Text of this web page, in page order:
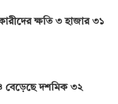
ক্ষতি ৩ হাজার ৩১
বেড়েছে দশমিক ৩২